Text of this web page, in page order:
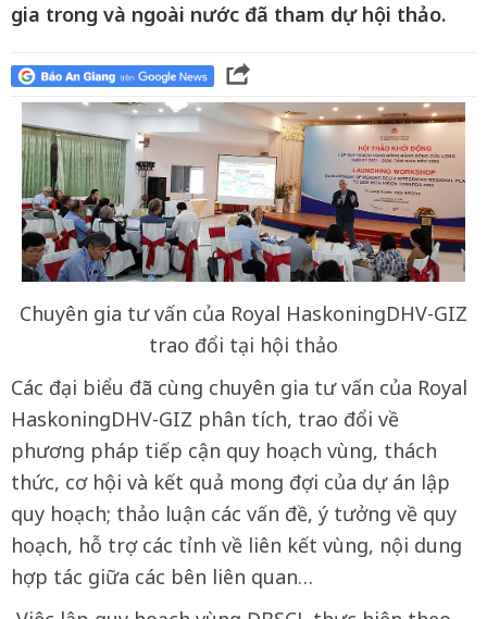
gia trong và ngoài nước đã tham dự hội thảo.
Chuyên gia tư vấn của Royal HaskoningDHV-GIZ
trao đổi tại hội thảo
Các đại biểu đã cùng chuyên gia tư vấn của Royal
HaskoningDHV-GIZ phân tích, trao đổi về
phương pháp tiếp cận quy hoạch vùng, thách
thức, cơ hội và kết quả mong đợi của dự án lập
quy hoạch; thảo luận các vấn đề, ý tưởng về quy
hoạch, hỗ trợ các tỉnh về liên kết vùng, nội dung
hợp tác giữa các bên liên quan…